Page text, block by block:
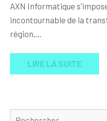
AXN Informatique
incontournable de la
région,…
LIRE LA SUITE
Rechercher :